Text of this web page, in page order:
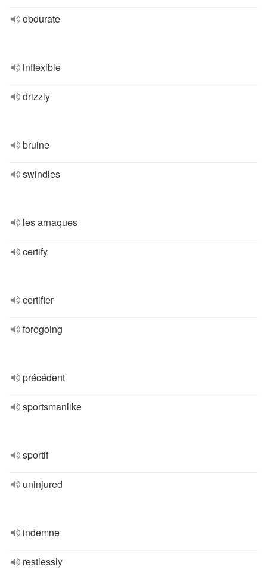
obdurate
inflexible
drizzly
bruine
swindles
les arnaques
certify
certifier
foregoing
précédent
sportsmanlike
sportif
uninjured
indemne
restlessly